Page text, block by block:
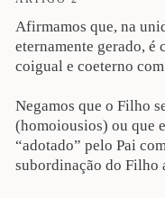
2:6; Cl 2:9; Hb 5:7; 1Jo 5:20.
Afirmamos que, na
eternamente gerado, é
coigual e coeterno
Negamos que o Filho
(homoiousios) ou que
“adotado” pelo Pai
subordinação do Filho